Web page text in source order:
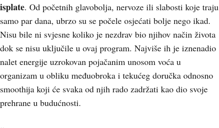
isplate. Od početnih glavobolja, nervoze ili slabosti koje traju
samo par dana, ubrzo su se počele osjećati bolje nego ikad.
Nisu bile ni svjesne koliko je nezdrav bio njihov način života
dok se nisu uključile u ovaj program. Najviše ih je iznenadio
nalet energije uzrokovan pojačanim unosom voća u
organizam u obliku međuobroka i tekućeg doručka odnosno
smoothija koji će svaka od njih rado zadržati kao dio svoje
prehrane u budućnosti.